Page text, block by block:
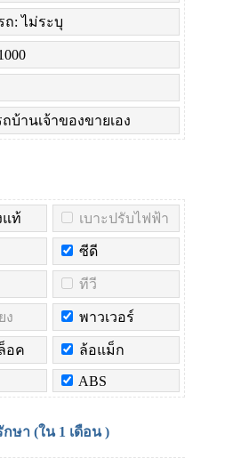
ถ: ไม่ระบุ
บ้านเจ้าของขายเอง
แท้ เบาะปรับไฟฟ้า
ซีดี
ทีวี
ง พาวเวอร์
อค ล้อแม็ก
ABS
กษา (ใน 1 เดือน)